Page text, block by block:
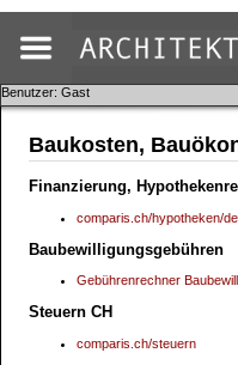
Benutzer: Gast
Baukosten,
Finanzierung,
comparis.ch/hypotheken/
Baubewilligungsgebühren
Gebührenrechner
Steuern CH
comparis.ch/steuern